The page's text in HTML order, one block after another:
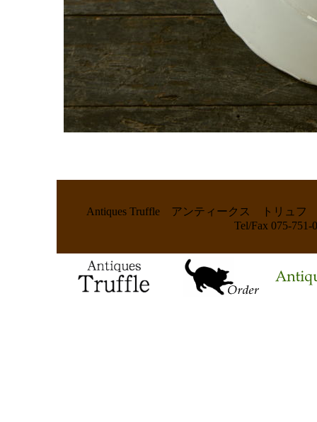
Antiques Truffle アンティークス トリュ
Tel/Fax 075-